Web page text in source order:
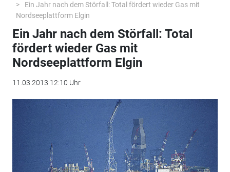
Ein Jahr nach dem Störfall: Total fördert wieder Gas mit
Nordseeplattform Elgin
Ein Jahr nach dem Störfall: Total
fördert wieder Gas mit
Nordseeplattform Elgin
11.03.2013 12:10 Uhr